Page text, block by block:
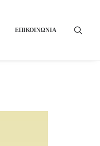
ΕΠΙΚΟΙΝΩΝΙΑ